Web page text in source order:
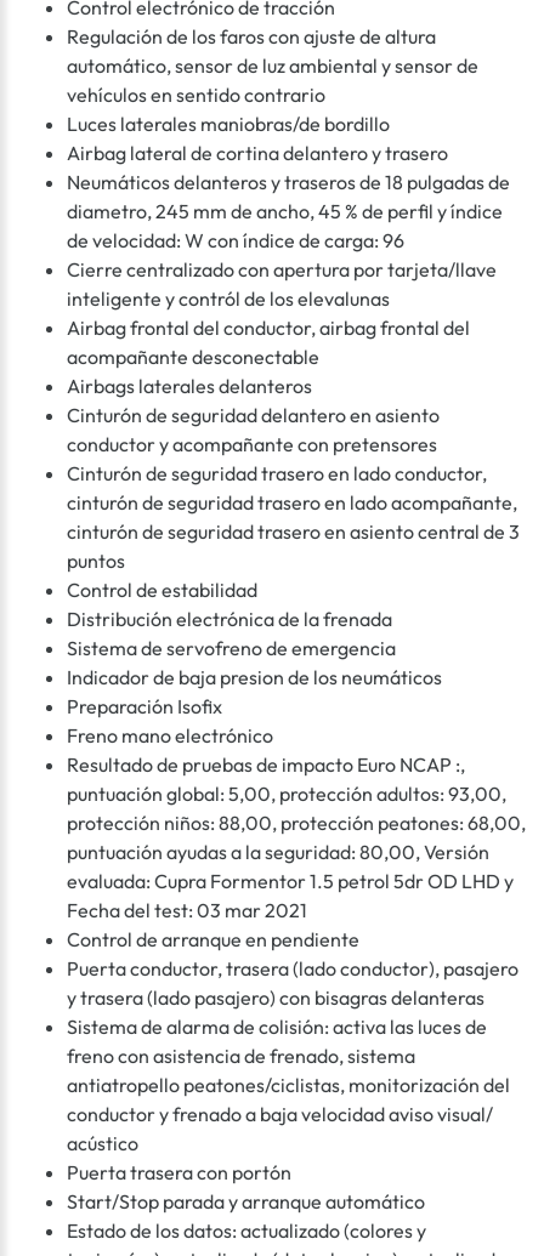
Control electrónico de tracción
Regulación de los faros con ajuste de altura
automático, sensor de luz ambiental y sensor de
vehículos en sentido contrario
Luces laterales maniobras/de bordillo
Airbag lateral de cortina delantero y trasero
Neumáticos delanteros y traseros de 18 pulgadas de
diametro, 245 mm de ancho, 45 % de perfil y índice
de velocidad: W con índice de carga: 96
Cierre centralizado con apertura por tarjeta/llave
inteligente y contról de los elevalunas
Airbag frontal del conductor, airbag frontal del
acompañante desconectable
Airbags laterales delanteros
Cinturón de seguridad delantero en asiento
conductor y acompañante con pretensores
Cinturón de seguridad trasero en lado conductor,
cinturón de seguridad trasero en lado acompañante,
cinturón de seguridad trasero en asiento central de 3
puntos
Control de estabilidad
Distribución electrónica de la frenada
Sistema de servofreno de emergencia
Indicador de baja presion de los neumáticos
Preparación Isofix
Freno mano electrónico
Resultado de pruebas de impacto Euro NCAP :,
puntuación global: 5,00, protección adultos: 93,00,
protección niños: 88,00, protección peatones: 68,00,
puntuación ayudas a la seguridad: 80,00, Versión
evaluada: Cupra Formentor 1.5 petrol 5dr OD LHD y
Fecha del test: 03 mar 2021
Control de arranque en pendiente
Puerta conductor, trasera (lado conductor), pasajero
y trasera (lado pasajero) con bisagras delanteras
Sistema de alarma de colisión: activa las luces de
freno con asistencia de frenado, sistema
antiatropello peatones/ciclistas, monitorización del
conductor y frenado a baja velocidad aviso visual/
acústico
Puerta trasera con portón
Start/Stop parada y arranque automático
Estado de los datos: actualizado (colores y